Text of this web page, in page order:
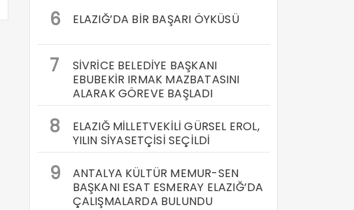
6
ELAZIĞ’DA BİR BAŞARI ÖYKÜSÜ
7
SİVRİCE BELEDİYE BAŞKANI
EBUBEKİR IRMAK MAZBATASINI
ALARAK GÖREVE BAŞLADI
8
ELAZIĞ MİLLETVEKİLİ GÜRSEL EROL,
YILIN SİYASETÇİSİ SEÇİLDİ
9
ANTALYA KÜLTÜR MEMUR-SEN
BAŞKANI ESAT ESMERAY ELAZIĞ’DA
ÇALIŞMALARDA BULUNDU